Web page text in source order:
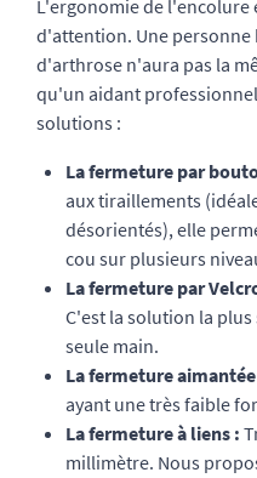
L'ergonomie de l'encolure
d'attention. Une
d'arthrose n'aura pas la
qu'un aidant
solutions :
La fermeture par
aux tiraillements
désorientés), elle
cou sur plusieurs
La fermeture par
C'est la solution la
seule main.
La fermeture
ayant une très faible
La fermeture à liens :
millimètre. Nous